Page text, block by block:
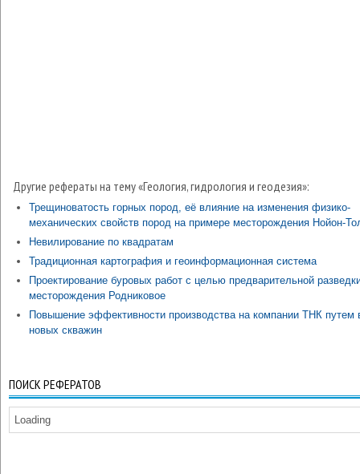
Другие рефераты на тему «Геология, гидрология и геодезия»:
Трещиноватость горных пород, её влияние на изменения физико-
механических свойств пород на примере месторождения Нойон-
Невилирование по квадратам
Традиционная картография и геоинформационная система
Проектирование буровых работ с целью предварительной
месторождения Родниковое
Повышение эффективности производства на компании ТНК путем
новых скважин
ПОИСК РЕФЕРАТОВ
Loading